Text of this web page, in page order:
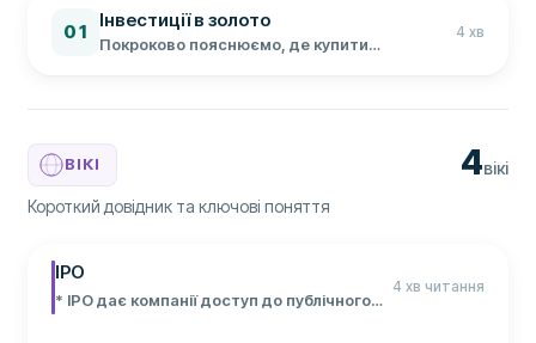
01 Інвестиції в золото
Покроково пояснюємо, де купити
4 хв
ВІКІ 4вікі
Короткий довідник та ключові поняття
IPO
* IPO дає компанії доступ до публічного
4 хв читання